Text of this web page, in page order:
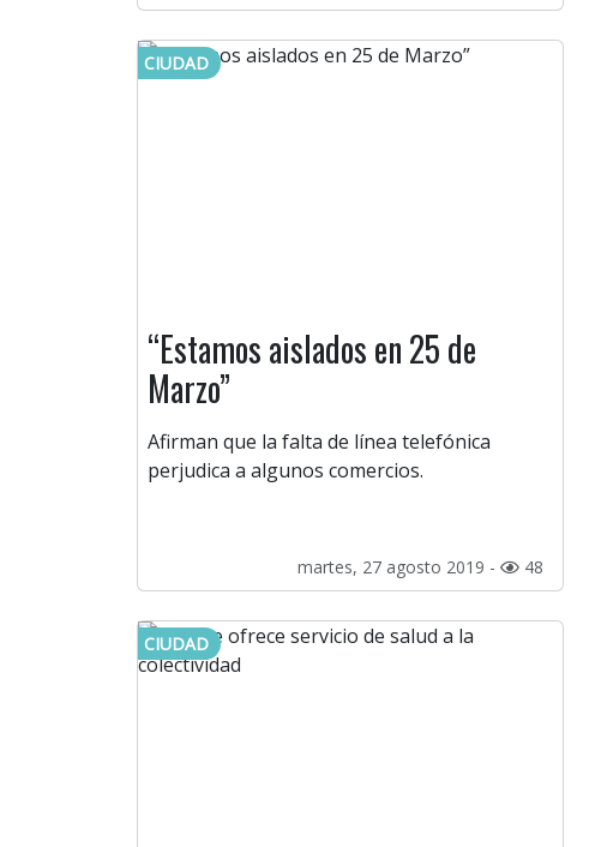
CIUDAD
“Estamos aislados en 25 de
Marzo”
Afirman que la falta de línea telefónica
perjudica a algunos comercios.
martes, 27 agosto 2019 - 48
CIUDAD